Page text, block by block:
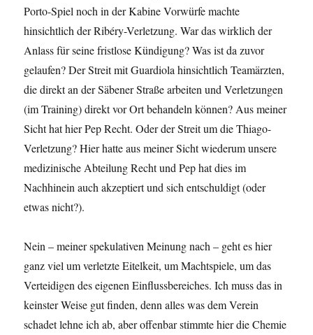
Porto-Spiel noch in der Kabine Vorwürfe machte
hinsichtlich der Ribéry-Verletzung. War das wirklich der
Anlass für seine fristlose Kündigung? Was ist da zuvor
gelaufen? Der Streit mit Guardiola hinsichtlich Teamärzten,
die direkt an der Säbener Straße arbeiten und Verletzungen
(im Training) direkt vor Ort behandeln können? Aus meiner
Sicht hat hier Pep Recht. Oder der Streit um die Thiago-
Verletzung? Hier hatte aus meiner Sicht wiederum unsere
medizinische Abteilung Recht und Pep hat dies im
Nachhinein auch akzeptiert und sich entschuldigt (oder
etwas nicht?).
Nein – meiner spekulativen Meinung nach – geht es hier
ganz viel um verletzte Eitelkeit, um Machtspiele, um das
Verteidigen des eigenen Einflussbereiches. Ich muss das in
keinster Weise gut finden, denn alles was dem Verein
schadet lehne ich ab, aber offenbar stimmte hier die Chemie